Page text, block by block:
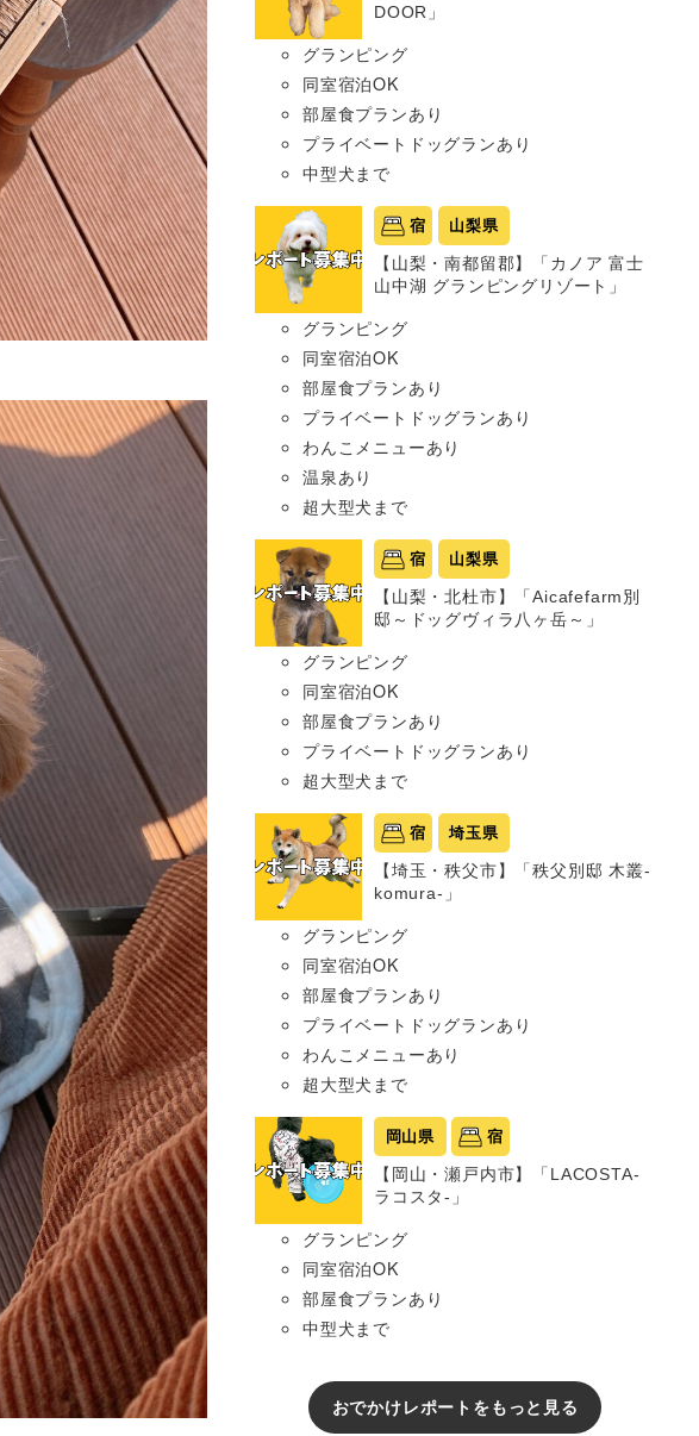
DOOR」
グランピング
同室宿泊OK
部屋食プランあり
プライベートドッグランあり
中型犬まで
宿 山梨県
【山梨・南都留郡】「カノア 富士
山中湖 グランピングリゾート」
グランピング
同室宿泊OK
部屋食プランあり
プライベートドッグランあり
わんこメニューあり
温泉あり
超大型犬まで
宿 山梨県
【山梨・北杜市】「Aicafefarm別
邸～ドッグヴィラ八ヶ岳～」
グランピング
同室宿泊OK
部屋食プランあり
プライベートドッグランあり
超大型犬まで
宿 埼玉県
【埼玉・秩父市】「秩父別邸 木叢-
komura-」
グランピング
同室宿泊OK
部屋食プランあり
プライベートドッグランあり
わんこメニューあり
超大型犬まで
岡山県 宿
【岡山・瀬戸内市】「LACOSTA-
ラコスタ-」
グランピング
同室宿泊OK
部屋食プランあり
中型犬まで
おでかけレポートをもっと見る